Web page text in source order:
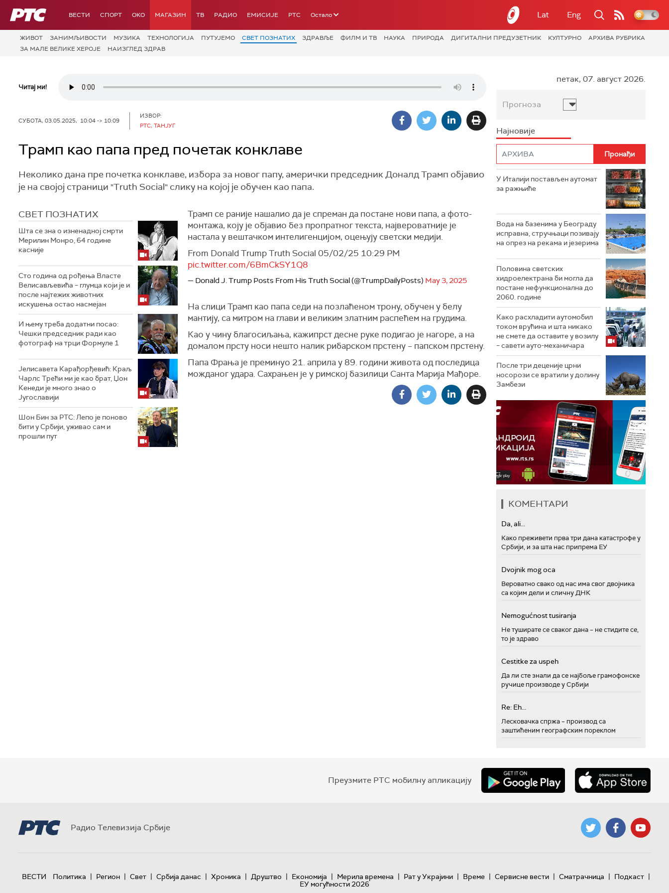
РТС ВЕСТИ СПОРТ OKO МАГАЗИН ТВ РАДИО ЕМИСИЈЕ РТС Остало Lat Eng
ЖИВОТ ЗАНИМЉИВОСТИ МУЗИКА ТЕХНОЛОГИЈA ПУТУЈЕМО СВЕТ ПОЗНАТИХ ЗДРАВЉЕ ФИЛМ И ТВ НАУКА ПРИРОДА ДИГИТАЛНИ ПРЕДУЗЕТНИК КУЛТУРНО
АРХИВА РУБРИКА
ЗА МАЛЕ ВЕЛИКЕ ХЕРОЈЕ
НАИЗГЛЕД ЗДРАВ
Читај ми!
СУБОТА, 03.05.2025, 10:04 -> 10:09
ИЗВОР:
РТС, ТАНЈУГ
Трамп као папа пред почетак конклаве
Неколико дана пре почетка конклаве, избора за новог папу, амерички председник Доналд Трамп објавио
је на својој страници "Truth Social" слику на којој је обучен као папа.
СВЕТ ПОЗНАТИХ
Шта се зна о изненадној смрти
Мерилин Монро, 64 године
касније
Сто година од рођења Власте
Велисављевића – глумца који је и
после најтежих животних
искушења остао насмејан
И њему треба додатни посао:
Чешки председник ради као
фотограф на трци Формуле 1
Јелисавета Карађорђевић: Краљ
Чарлс Трећи ми је као брат, Џон
Кенеди је много знао о
Југославији
Шон Бин за РТС: Лепо је поново
бити у Србији, уживао сам и
прошли пут
Трамп се раније нашалио да је спреман да постане нови папа, а фото-
монтажа, коју је објавио без пропратног текста, највероватније је
настала у вештачком интелигенцијом, оцењују светски медији.
From Donald Trump Truth Social 05/02/25 10:29 PM
pic.twitter.com/6BmCkSY1Q8
— Donald J. Trump Posts From His Truth Social (@TrumpDailyPosts) May 3, 2025
На слици Трамп као папа седи на позлаћеном трону, обучен у белу
мантију, са митром на глави и великим златним распећем на грудима.
Као у чину благосиљања, кажипрст десне руке подигао је нагоре, а на
домалом прсту носи нешто налик рибарском прстену – папском прстену.
Папа Фрања је преминуо 21. априла у 89. години живота од последица
можданог удара. Сахрањен је у римској базилици Санта Марија Мађоре.
петак, 07. август 2026.
Прогноза
Најновије
У Италији постављен аутомат
за ражњиће
Вода на базенима у Београду
исправна, стручњаци позивају
на опрез на рекама и језерима
Половина светских
хидроелектрана би могла да
постане нефункционална до
2060. године
Како расхладити аутомобил
током врућина и шта никако
не смете да оставите у возилу
– савети ауто-механичара
После три деценије црни
носорози се вратили у долину
Замбези
КОМЕНТАРИ
Da, ali...
Како преживети прва три дана катастрофе у
Србији, и за шта нас припрема ЕУ
Dvojnik mog oca
Вероватно свако од нас има свог двојника
са којим дели и сличну ДНК
Nemogućnost tusiranja
Не туширате се сваког дана – не стидите се,
то је здраво
Cestitke za uspeh
Да ли сте знали да се најбоље грамофонске
ручице производе у Србији
Re: Eh...
Лесковачка спржа – производ са
заштићеним географским пореклом
Преузмите РТС мобилну апликацију
Радио Телевизија Србије
ВЕСТИ Политика | Регион | Свет | Србија данас | Хроника | Друштво | Економија | Мерила времена | Рат у Украјини | Време | Сервисне вести | Сматрачница | Подкаст |
ЕУ могућности 2026